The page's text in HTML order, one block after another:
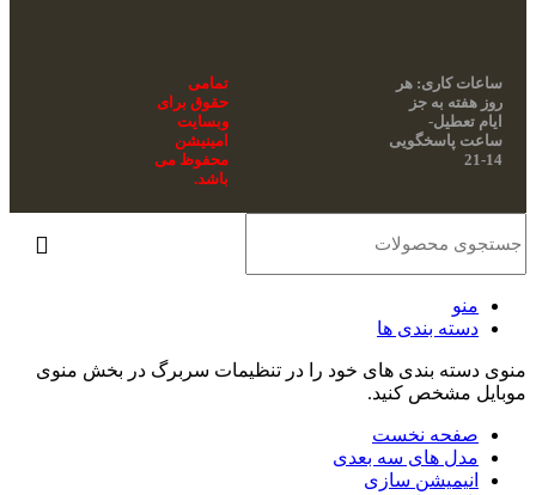
ساعات کاری: هر
روز هفته به جز
ایام تعطیل-
ساعت پاسخگویی
14-21
تمامی
حقوق برای
وبسایت
امینیشن
محفوظ می
باشد.
منو
دسته بندی ها
منوی دسته بندی های خود را در تنظیمات سربرگ در بخش منوی
موبایل مشخص کنید.
صفحه نخست
مدل های سه بعدی
انیمیشن سازی